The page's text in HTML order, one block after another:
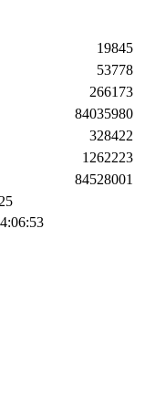
19845
53778
266173
84035980
328422
1262223
84528001